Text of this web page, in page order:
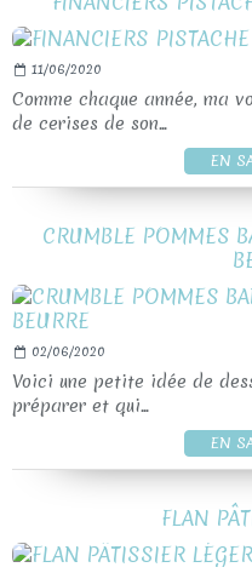
11/06/2020
Comme chaque année, ma
de cerises de son...
EN
CRUMBLE POMMES
02/06/2020
Voici une petite idée de
préparer et qui...
EN
FLAN